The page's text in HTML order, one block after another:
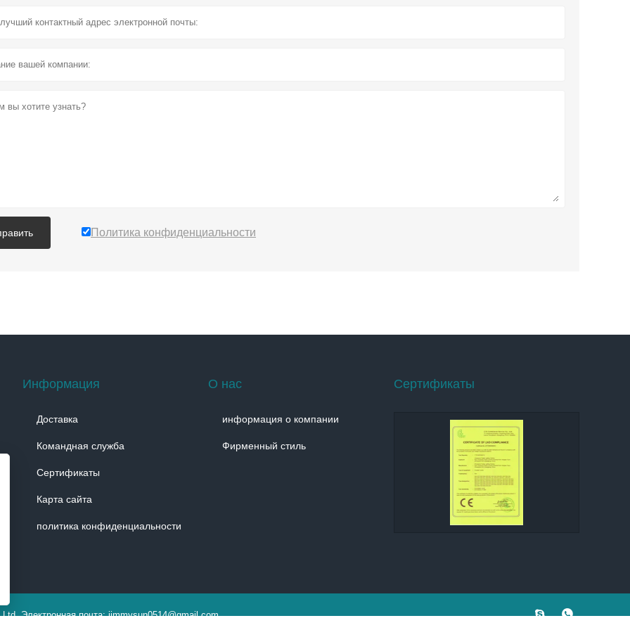
Политика конфиденциальности
Информация
Доставка
Командная служба
Сертификаты
Карта сайта
политика конфиденциальности
О нас
информация о компании
Фирменный стиль
Сертификаты
 
Электронная почта: jimmysun0514@gmail.com